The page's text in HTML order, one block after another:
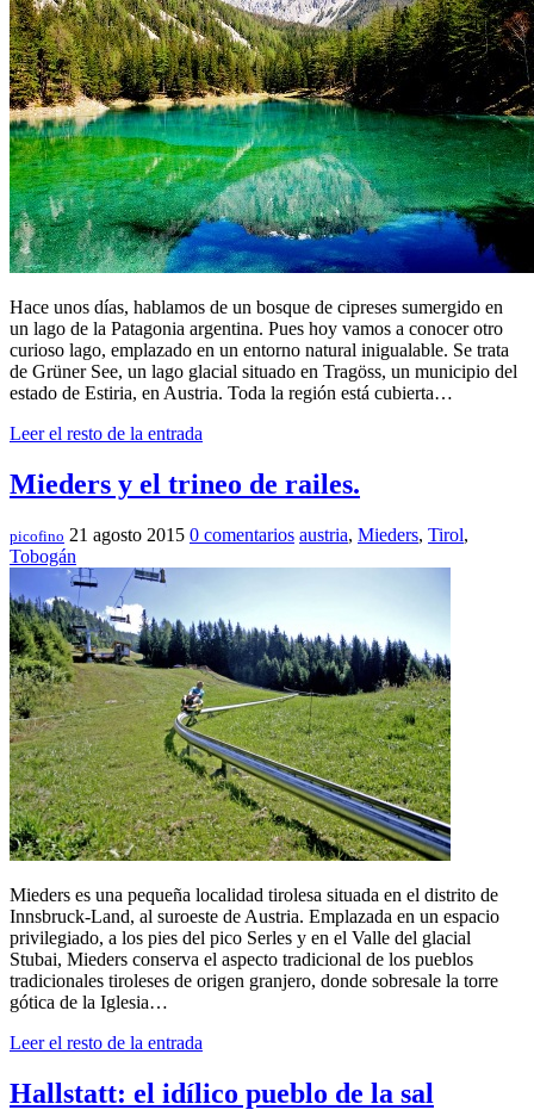
Hace unos días, hablamos de un bosque de cipreses sumergido en
un lago de la Patagonia argentina. Pues hoy vamos a conocer otro
curioso lago, emplazado en un entorno natural inigualable. Se trata
de Grüner See, un lago glacial situado en Tragöss, un municipio del
estado de Estiria, en Austria. Toda la región está cubierta…
Leer el resto de la entrada
Mieders y el trineo de railes.
picofino 21 agosto 2015 0 comentarios austria, Mieders, Tirol,
Tobogán
Mieders es una pequeña localidad tirolesa situada en el distrito de
Innsbruck-Land, al suroeste de Austria. Emplazada en un espacio
privilegiado, a los pies del pico Serles y en el Valle del glacial
Stubai, Mieders conserva el aspecto tradicional de los pueblos
tradicionales tiroleses de origen granjero, donde sobresale la torre
gótica de la Iglesia…
Leer el resto de la entrada
Hallstatt: el idílico pueblo de la sal